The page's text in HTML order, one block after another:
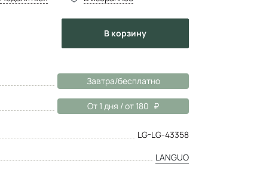
в корзину
Завтра/бесплатно
От 1 дня / от 180
LG-LG-43358
LANGUO